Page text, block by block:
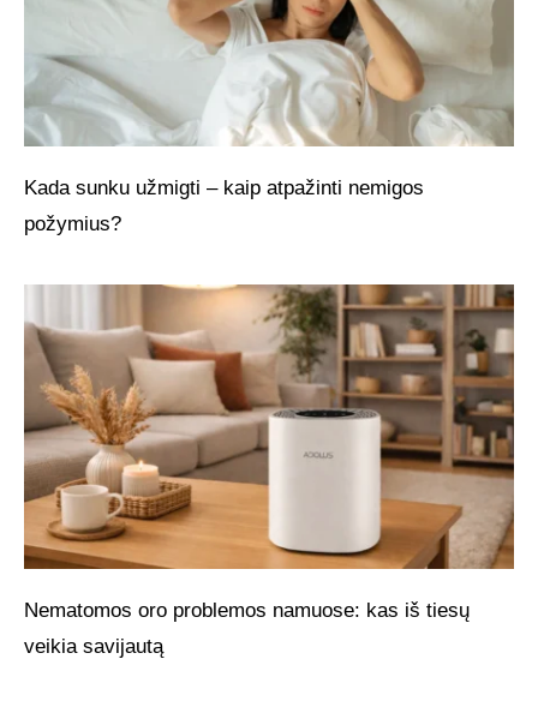
Kada sunku užmigti – kaip atpažinti nemigos
požymius?
Nematomos oro problemos namuose: kas iš tiesų
veikia savijautą